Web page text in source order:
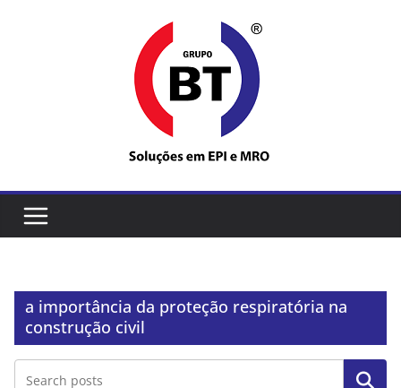
a importância da proteção respiratória na
construção civil
Pesquisar